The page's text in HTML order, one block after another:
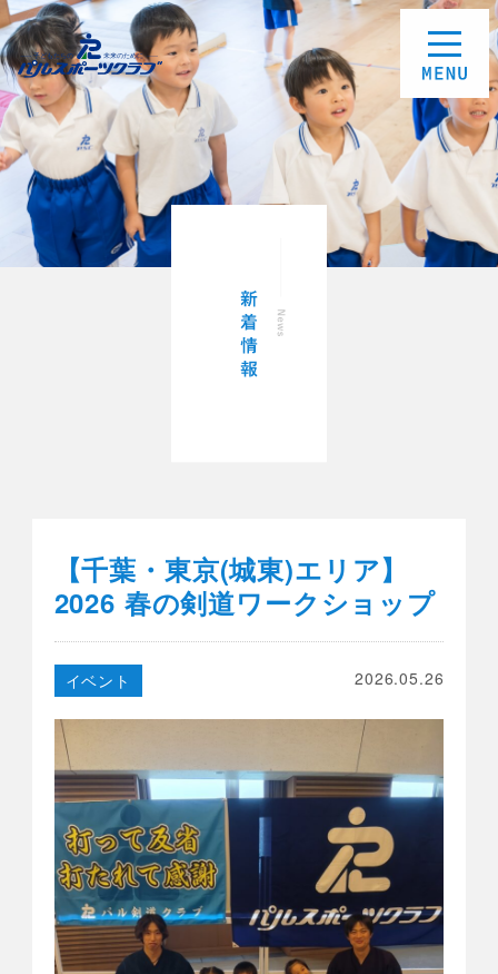
【千葉・東京(城東)エリア】
2026 春の剣道ワークショップ
2026.05.26
イベント